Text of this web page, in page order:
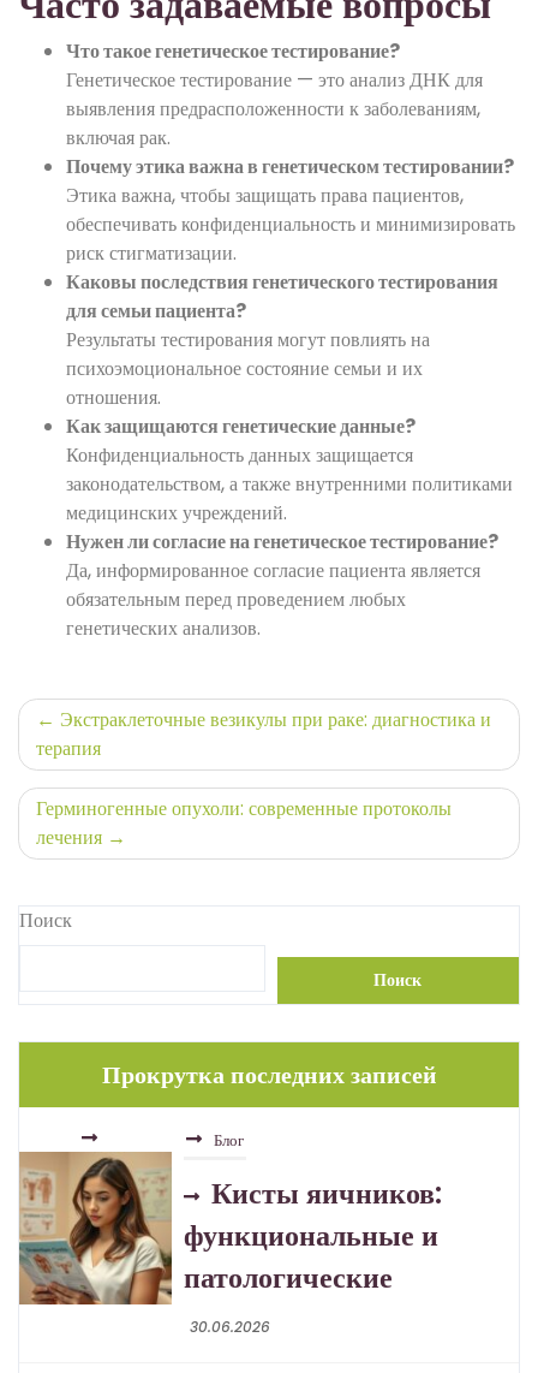
Что такое генетическое тестирование?
Генетическое тестирование — это анализ ДНК для
выявления предрасположенности к заболеваниям,
включая рак.
Почему этика важна в генетическом тестировании?
Этика важна, чтобы защищать права пациентов,
обеспечивать конфиденциальность и минимизировать
риск стигматизации.
Каковы последствия генетического тестирования
для семьи пациента?
Результаты тестирования могут повлиять на
психоэмоциональное состояние семьи и их
отношения.
Как защищаются генетические данные?
Конфиденциальность данных защищается
законодательством, а также внутренними политиками
медицинских учреждений.
Нужен ли согласие на генетическое тестирование?
Да, информированное согласие пациента является
обязательным перед проведением любых
генетических анализов.
Навигация
по
записям
Экстраклеточные везикулы при раке: диагностика и
терапия
Герминогенные опухоли: современные протоколы
лечения
Поиск
Поиск
Прокрутка последних записей
Кисты яичников:
функциональные и
патологические
Блог
Туберкулёз в эпоху
устойчивых форм
30.06.2026